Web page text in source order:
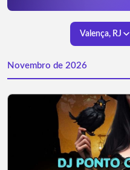
Valença, RJ
Novembro de 2026